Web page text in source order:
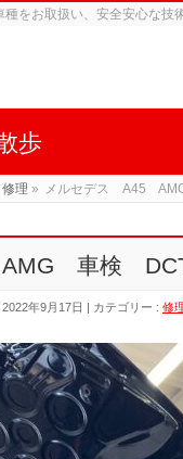
をお取扱い、安全安心な技
歩
修理 » メルセデス A45
車検
年9月17日 カテゴリー : 修